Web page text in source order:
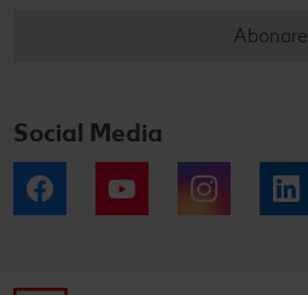
Abonare
Social Media
Facebook YouTube Instagram